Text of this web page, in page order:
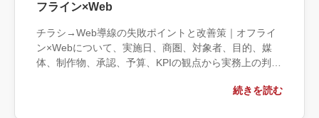
フライン×Web
チラシ→Web導線の失敗ポイントと改善策｜オフライ
ン×Webについて、実施日、商圏、対象者、目的、媒
体、制作物、承認、予算、KPIの観点から実務上の判断
談する条件、相談前に用意する情報、依頼後に確認す
続きを読む